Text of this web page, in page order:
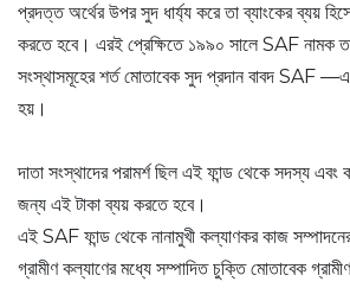
প্রদত্ত অর্থের উপর সুদ ধার্য্য করে তা ব্যাংকের ব্যয়
করতে হবে। এরই প্রেক্ষিতে ১৯৯০ সালে SAF নামক
সংস্থাসমূহের শর্ত মোতাবেক সুদ প্রদান বাবদ SAF
হয়।
দাতা সংস্থাদের পরামর্শ ছিল এই ফান্ড থেকে সদস্য এবং
জন্য এই টাকা ব্যয় করতে হবে।
এই SAF ফান্ড থেকে নানামুখী কল্যাণকর কাজ
গ্রামীণ কল্যাণের মধ্যে সম্পাদিত চুক্তি মোতাবেক